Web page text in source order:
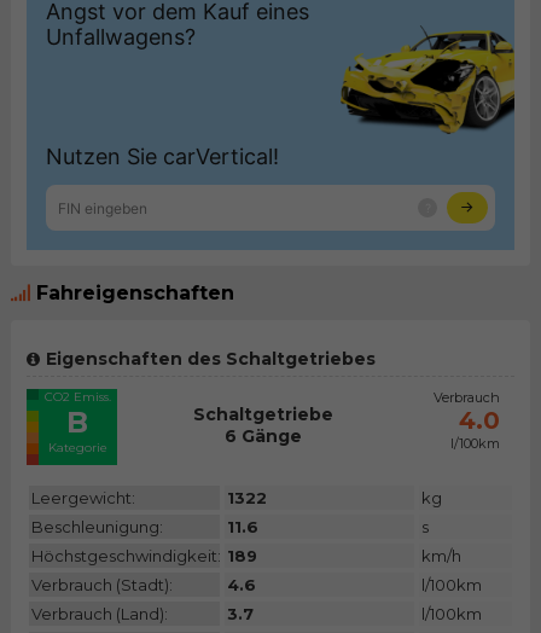
Fahreigenschaften
Eigenschaften des Schaltgetriebes
CO2 Emiss.
B
Kategorie
Schaltgetriebe
6 Gänge
Verbrauch
4.0
l/100km
Leergewicht: 1322
kg
Beschleunigung:
11.6
s
Höchstgeschwindigkeit: 189
km/h
Verbrauch (Stadt):
4.6
l/100km
Verbrauch (Land):
3.7
l/100km